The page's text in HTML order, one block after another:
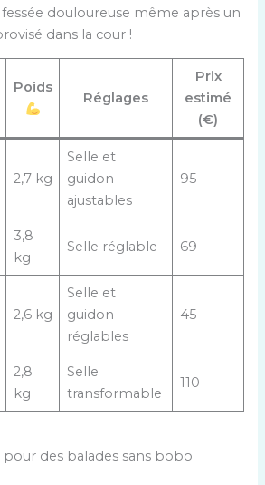
douloureuse même après un
dans la cour !
Poids
Réglages
Prix
estimé
(€)
2,7 kg
Selle et
guidon
ajustables
95
3,8
kg
Selle réglable 69
2,6 kg
Selle et
guidon
réglables
45
2,8
kg
Selle
transformable
110
des balades sans bobo